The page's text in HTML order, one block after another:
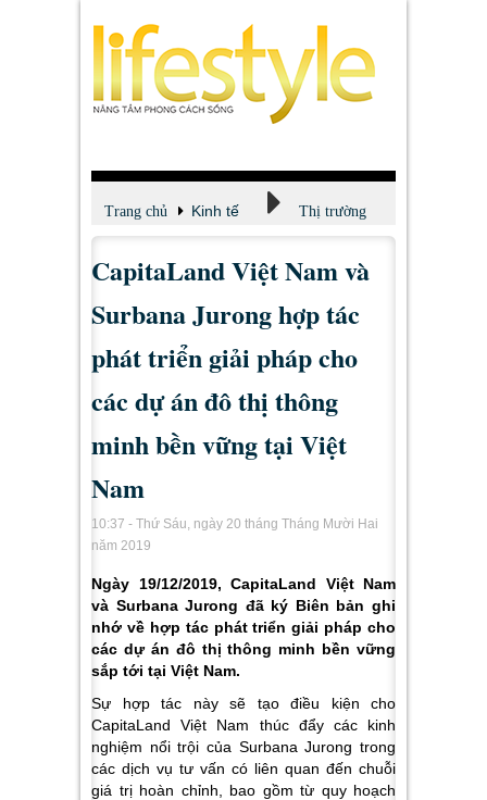
Trang chủ Kinh tế Thị trường
CapitaLand Việt Nam và
Surbana Jurong hợp tác
phát triển giải pháp cho
các dự án đô thị thông
minh bền vững tại Việt
Nam
10:37 - Thứ Sáu, ngày 20 tháng Tháng Mười Hai
năm 2019
Ngày 19/12/2019, CapitaLand Việt Nam
và Surbana Jurong đã ký Biên bản ghi
nhớ về hợp tác phát triển giải pháp cho
các dự án đô thị thông minh bền vững
sắp tới tại Việt Nam.
Sự hợp tác này sẽ tạo điều kiện cho
CapitaLand Việt Nam thúc đẩy các kinh
nghiệm nổi trội của Surbana Jurong trong
các dịch vụ tư vấn có liên quan đến chuỗi
giá trị hoàn chỉnh, bao gồm từ quy hoạch